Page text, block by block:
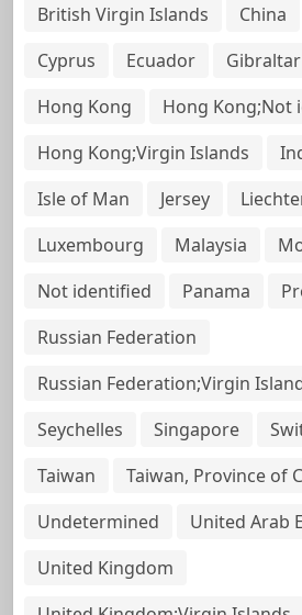
British Virgin Islands
China
Cyprus
Ecuador Gibraltar
Hong Kong
Hong Kong;Not
Hong Kong;Virgin Islands
Isle of Man
Jersey
Luxembourg
Malaysia
Not identified
Panama
Russian Federation
Russian Federation;Virgin
Seychelles
Singapore
Taiwan
Taiwan, Province of
Undetermined
United Arab
United Kingdom